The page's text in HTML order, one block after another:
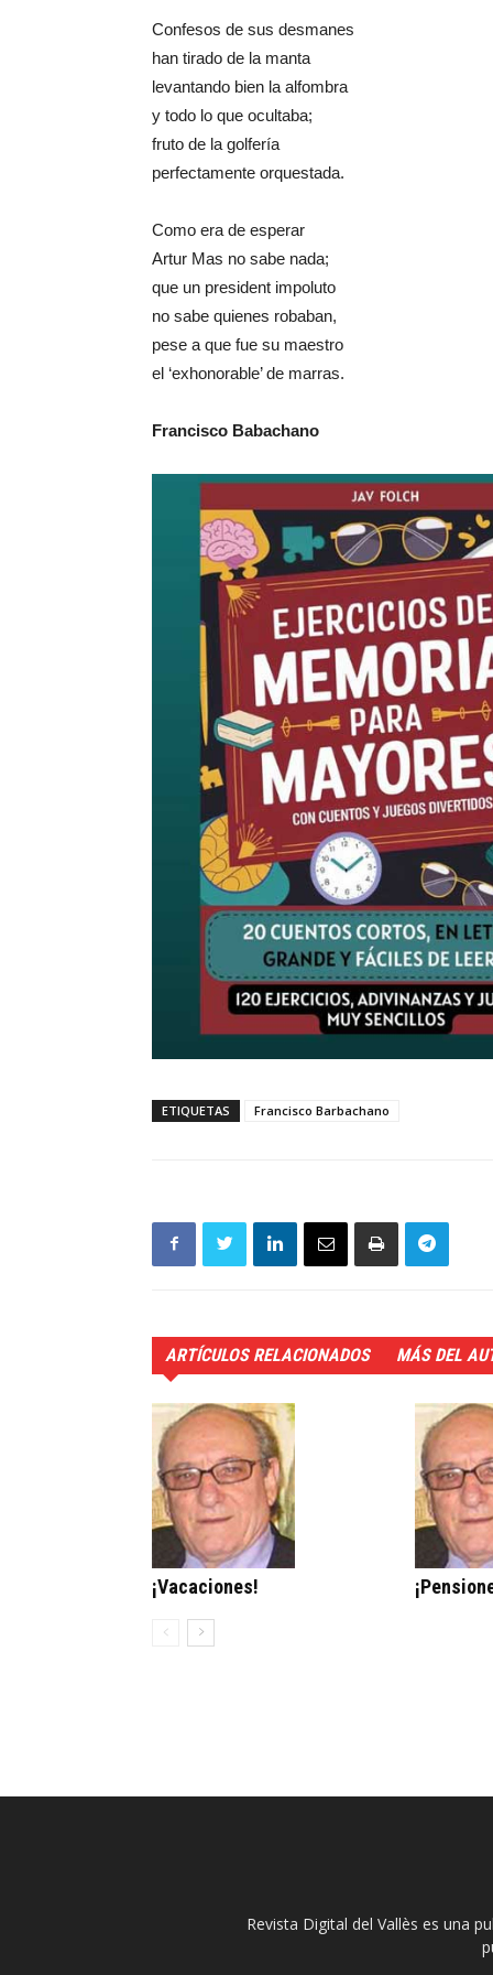
Confesos de sus desmanes
han tirado de la manta
levantando bien la alfombra
y todo lo que ocultaba;
fruto de la golfería
perfectamente orquestada.
Como era de esperar
Artur Mas no sabe nada;
que un president impoluto
no sabe quienes robaban,
pese a que fue su maestro
el ‘exhonorable’ de marras.
Francisco Babachano
ETIQUETAS Francisco Barbachano
ARTÍCULOS RELACIONADOS MÁS DEL
¡Vacaciones!
Revista Digital del Vallès es una